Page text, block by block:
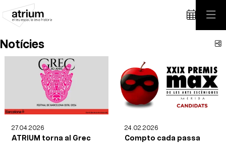
Notícies
27.04.2026
ATRIUM torna al Grec
24.02.2026
Compto cada passa